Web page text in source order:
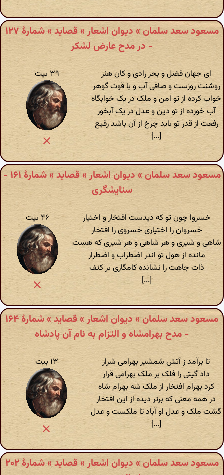
مسعود سعد سلمان » دیوان اشعار » قصاید » شمارهٔ ۱۲۷
- در مدح عارض لشکر
ای جهان فضل و بحر رادی و کان هنر
روشنت روزست و صافی آب و با قوت گوهر
خواب کرده از تو امن و ملک در یک خوابگاه
آب خورده از تو دین و عدل در یک آبخور
رفعت از قدر تو باید چرخ از آن باشد رفیع
[...]
۳۹ بیت
مسعود سعد سلمان » دیوان اشعار » قصاید » شمارهٔ ۱۶۱ -
ستایشگری
خسروا چون تو که دیدست افتخار و اختیار
خسروان را اختیاری خسروی را افتخار
شاهی و شیری و هر شاهی و هر شیری که هست
مانده از هول تو اندر اضطراب و اضطرار
ذات جاهت را نشانده کامگاری بر کتف
[...]
۴۶ بیت
مسعود سعد سلمان » دیوان اشعار » قصاید » شمارهٔ ۱۶۴
- مدح بهرامشاه و التزام به نام آن پادشاه
تا برآمد ز آتش شمشیر بهرامی شرار
داد گیتی را فلک بر ملک بهرامی قرار
کرد بهرام افتخار از ملک شه بهرام شاه
در همه معنی که برتر دیده از این افتخار
گشت ملک و عدل او آباد تا ملکست و عدل
[...]
۱۳ بیت
مسعود سعد سلمان » دیوان اشعار » قصاید » شمارهٔ ۲۰۲